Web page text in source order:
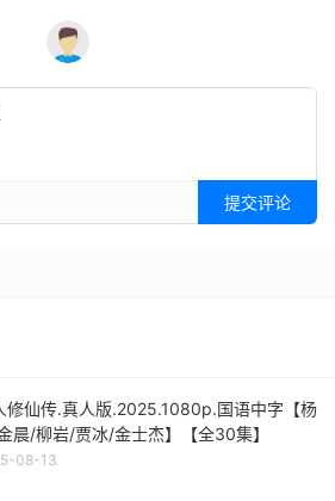
提交评论
修仙传.真人版.2025.1080p.国语中字【杨
晨/柳岩/贾冰/金士杰】【全30集】
08-13